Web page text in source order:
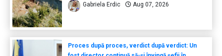
Gabriela Erdic Aug 07, 2026
Proces după proces, verdict după verdict: Un